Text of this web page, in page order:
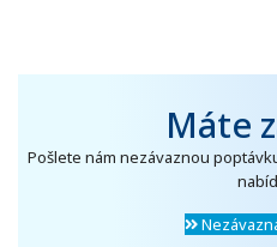
Máte
Pošlete nám nezávaznou